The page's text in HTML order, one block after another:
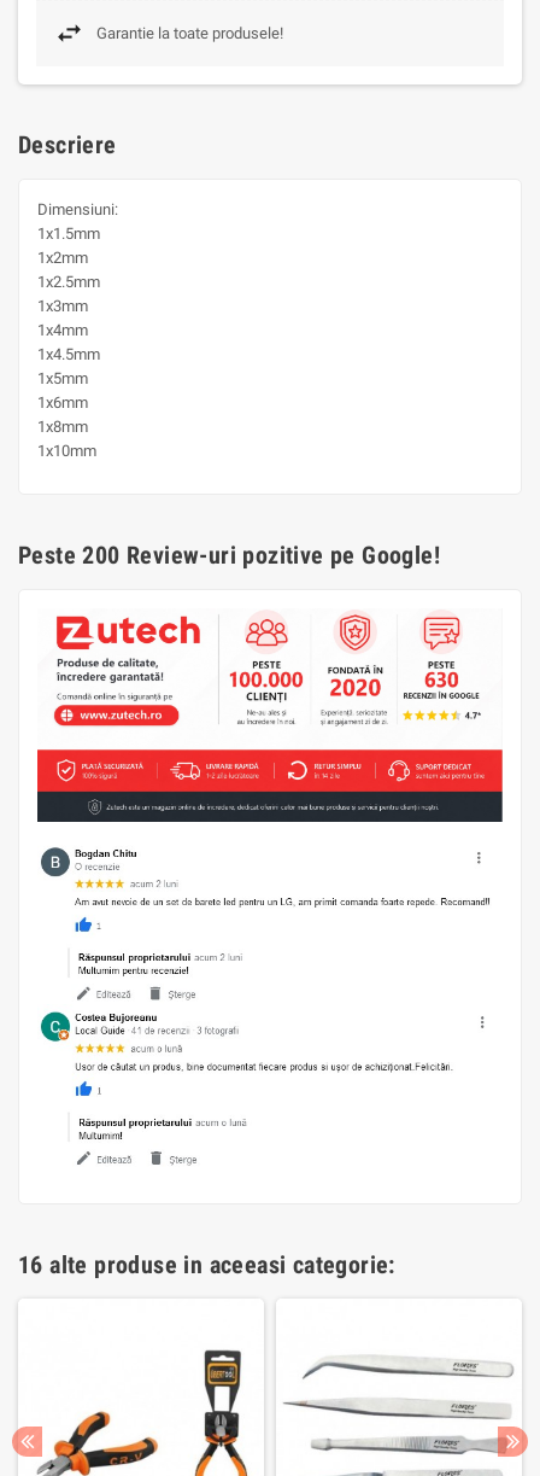
Garantie la toate produsele!
Descriere
Dimensiuni:
1x1.5mm
1x2mm
1x2.5mm
1x3mm
1x4mm
1x4.5mm
1x5mm
1x6mm
1x8mm
1x10mm
Peste 200 Review-uri pozitive pe Google!
16 alte produse in aceeasi categorie: